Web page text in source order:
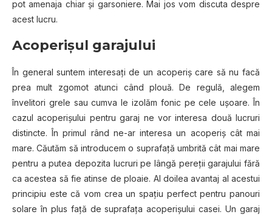
pot amenaja chiar și garsoniere. Mai jos vom discuta despre
acest lucru.
Acoperișul garajului
În general suntem interesați de un acoperiș care să nu facă
prea mult zgomot atunci când plouă. De regulă, alegem
învelitori grele sau cumva le izolăm fonic pe cele ușoare. În
cazul acoperișului pentru garaj ne vor interesa două lucruri
distincte. În primul rând ne-ar interesa un acoperiş cât mai
mare. Căutăm să introducem o suprafață umbrită cât mai mare
pentru a putea depozita lucruri pe lângă pereții garajului fără
ca acestea să fie atinse de ploaie. Al doilea avantaj al acestui
principiu este că vom crea un spațiu perfect pentru panouri
solare în plus față de suprafața acoperișului casei. Un garaj